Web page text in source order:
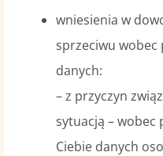
wniesienia w
sprzeciwu wobec
danych:
– z przyczyn
sytuacją –
Ciebie danych